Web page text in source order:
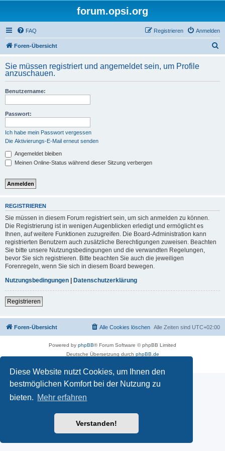
Diese Website nutzt Cookies, um Ihnen den
bestmöglichen Komfort bei der Nutzung zu
bieten. Mehr erfahren
Verstanden!
forum.opsi.org
FAQ Anmelden
Registrieren
Foren-Übersicht
h
Sie müssen registriert und angemeldet sein, um Profile
anzuschauen.
Benutzername:
Passwort:
Ich habe mein Passwort vergessen
Die Aktivierungs-E-Mail erneut senden
Angemeldet bleiben
Meinen Online-Status während dieser Sitzung verbergen
REGISTRIEREN
Sie müssen in diesem Forum registriert sein, um sich anmelden zu können.
Die Registrierung ist in wenigen Augenblicken erledigt und ermöglicht es
Ihnen, auf weitere Funktionen zuzugreifen. Die Board-Administration kann
registrierten Benutzern auch zusätzliche Berechtigungen zuweisen. Beachten
Sie bitte unsere Nutzungsbedingungen und die verwandten Regelungen,
bevor Sie sich registrieren. Bitte beachten Sie auch die jeweiligen
Forenregeln, wenn Sie sich in diesem Board bewegen.
Nutzungsbedingungen | Datenschutzerklärung
Registrieren
Foren-Übersicht Alle Zeiten sind UTC+02:00
Alle Cookies löschen
Powered by phpBB® Forum Software © phpBB Limited
Deutsche Übersetzung durch phpBB.de